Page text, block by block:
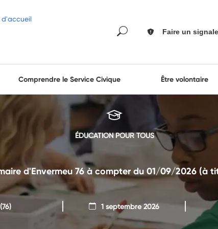
Faire un
Comprendre le Service Civique Être volontaire
ÉDUCATION POUR TOUS
d'Envermeu 76 à compter du 01/09/2026 (à
(76) 1 septembre 2026